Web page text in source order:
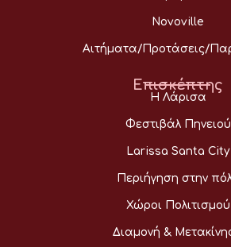
Novoville
Αιτήματα/Προτάσεις/
Επισκέπτης
Η Λάρισα
Φεστιβάλ Πηνειού
Larissa Santa City
Περιήγηση στην
Χώροι Πολιτισμού
Διαμονή &